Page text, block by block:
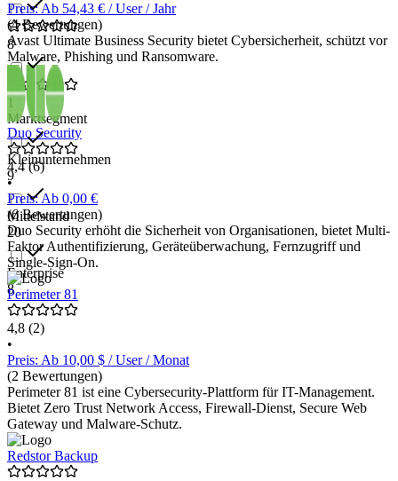
8
1
Marktsegment
Kleinunternehmen
9
Mittelstand
20
Enterprise
8
Preis: Ab 54,43 € / User / Jahr
(4 Bewertungen)
Avast Ultimate Business Security bietet Cybersicherheit, schützt vor
Malware, Phishing und Ransomware.
Duo Security
4,4(6)
•
Preis: Ab 0,00 €
(6 Bewertungen)
Duo Security erhöht die Sicherheit von Organisationen, bietet Multi-
Faktor Authentifizierung, Geräteüberwachung, Fernzugriff und
Single-Sign-On.
Perimeter 81
4,8 (2)
•
Preis: Ab 10,00 $ / User / Monat
(2 Bewertungen)
Perimeter 81 ist eine Cybersecurity-Plattform für IT-Management.
Bietet Zero Trust Network Access, Firewall-Dienst, Secure Web
Gateway und Malware-Schutz.
Redstor Backup